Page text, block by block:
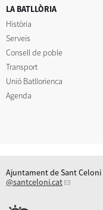
LA BATLLÒRIA
Història
Serveis
Consell de poble
Transport
Unió Batllorienca
Agenda
Ajuntament de Sant Celoni
@santceloni.cat